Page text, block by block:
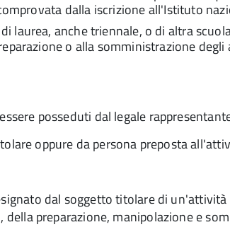
dalla iscrizione all'Istituto
laurea, anche triennale, o di altra
o alla somministrazione degli
posseduti dal legale
oppure dapersona preposta
dal soggetto titolare di
preparazione, manipolazione e